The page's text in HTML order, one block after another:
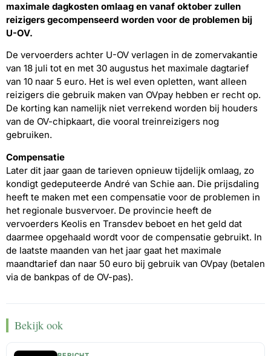
maximale dagkosten omlaag en vanaf oktober zullen
reizigers gecompenseerd worden voor de problemen bij
U-OV.
De vervoerders achter U-OV verlagen in de zomervakantie
van 18 juli tot en met 30 augustus het maximale dagtarief
van 10 naar 5 euro. Het is wel even opletten, want alleen
reizigers die gebruik maken van OVpay hebben er recht op.
De korting kan namelijk niet verrekend worden bij houders
van de OV-chipkaart, die vooral treinreizigers nog
gebruiken.
Compensatie
Later dit jaar gaan de tarieven opnieuw tijdelijk omlaag, zo
kondigt gedeputeerde André van Schie aan. Die prijsdaling
heeft te maken met een compensatie voor de problemen in
het regionale busvervoer. De provincie heeft de
vervoerders Keolis en Transdev beboet en het geld dat
daarmee opgehaald wordt voor de compensatie gebruikt. In
de laatste maanden van het jaar gaat het maximale
maandtarief dan naar 50 euro bij gebruik van OVpay (betalen
via de bankpas of de OV-pas).
Bekijk ook